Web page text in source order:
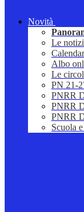
Novità
Le
Albo
Le
PN 21-
PNRR
PNRR
PNRR
Scuola